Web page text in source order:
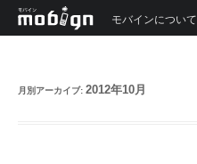
モバインについて
月別アーカイブ: 2012年10月